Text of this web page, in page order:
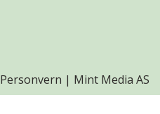
Personvern | Mint Media AS